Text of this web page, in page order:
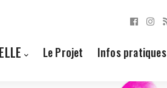
Le Projet Infos pratiques